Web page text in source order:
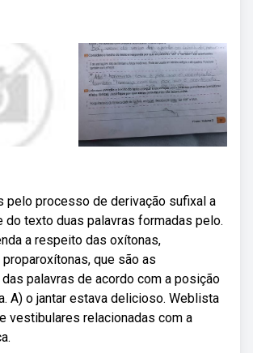
pelo processo de derivação sufixal a
do texto duas palavras formadas pelo.
a respeito das oxítonas,
que são as
palavras de acordo com a posição
A) o jantar estava delicioso. Weblista
vestibulares relacionadas com a